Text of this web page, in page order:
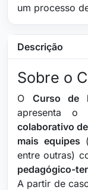
um processo
Descrição
Sobre o
O Curso de
apresenta o
colaborativo
mais equipes
entre outras)
pedagógico-
A partir de